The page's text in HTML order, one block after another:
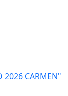
2026 CARMEN"